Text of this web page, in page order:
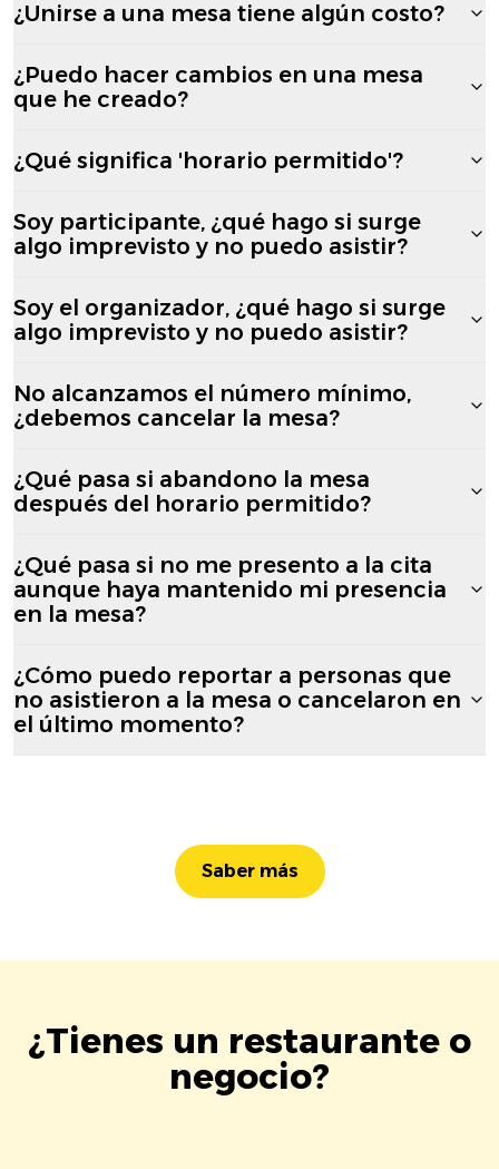
¿Unirse a una mesa tiene algún costo?
¿Puedo hacer cambios en una mesa
que he creado?
¿Qué significa 'horario permitido'?
Soy participante, ¿qué hago si surge
algo imprevisto y no puedo asistir?
Soy el organizador, ¿qué hago si surge
algo imprevisto y no puedo asistir?
No alcanzamos el número mínimo,
¿debemos cancelar la mesa?
¿Qué pasa si abandono la mesa
después del horario permitido?
¿Qué pasa si no me presento a la cita
aunque haya mantenido mi presencia
en la mesa?
¿Cómo puedo reportar a personas que
no asistieron a la mesa o cancelaron en
el último momento?
Saber más
¿Tienes un restaurante o
negocio?